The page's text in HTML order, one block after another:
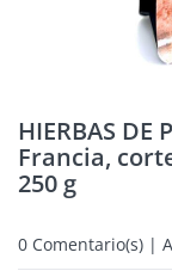
HIERBAS DE
Francia,
250 g
0 Comentario(s) |